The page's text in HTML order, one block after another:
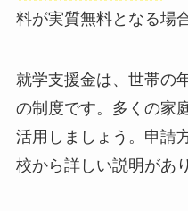
料が実質無料となる場
就学支援金は、世帯の
の制度です。多くの家
活用しましょう。申請
校から詳しい説明があ